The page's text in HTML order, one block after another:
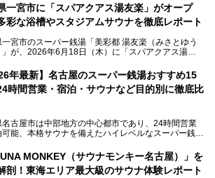
一宮市に「スパアクアス湯友楽」がオープ
彩な浴槽やスタジアムサウナを徹底レポート
宮市のスーパー銭湯「美彩都 湯友楽（みさとゆう
」が、2026年6月18日（木）に「スパアクアス湯友
で30年にわたり愛され続けてきた施設だからこそ、
民をはじめオープンを待ちわびている人も多いのでは
ょうか。
した設備の補修を機に、2年前からじっくり構想を練
たというだけあって、館内の充実度は想像以上。
4倍に拡張したという露天エリアや10の浴槽、40人収
大なスタジアムサウナに、岩盤浴やリラクゼーション
るごと楽しめる施設に生まれ変わりました。
全面リニューアルして新しくなった「スパアクアス
年最新】名古屋のスーパー銭湯おすすめ15
時間営業・宿泊・サウナなど目的別に徹底比
名古屋市は中部地方の中心都市であり、24時間営業
能、本格サウナを備えたハイレベルなスーパー銭湯
め、「日々の仕事の疲れを心身ともにリセットした
休日に時間を忘れて1日中ダラダラ過ごしたい」「コ
MONKEY（サウナモンキー名古屋）」を
剖！東海エリア最大級のサウナ体験レポート